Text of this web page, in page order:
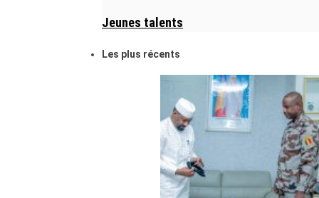
Jeunes talents
Les plus récents